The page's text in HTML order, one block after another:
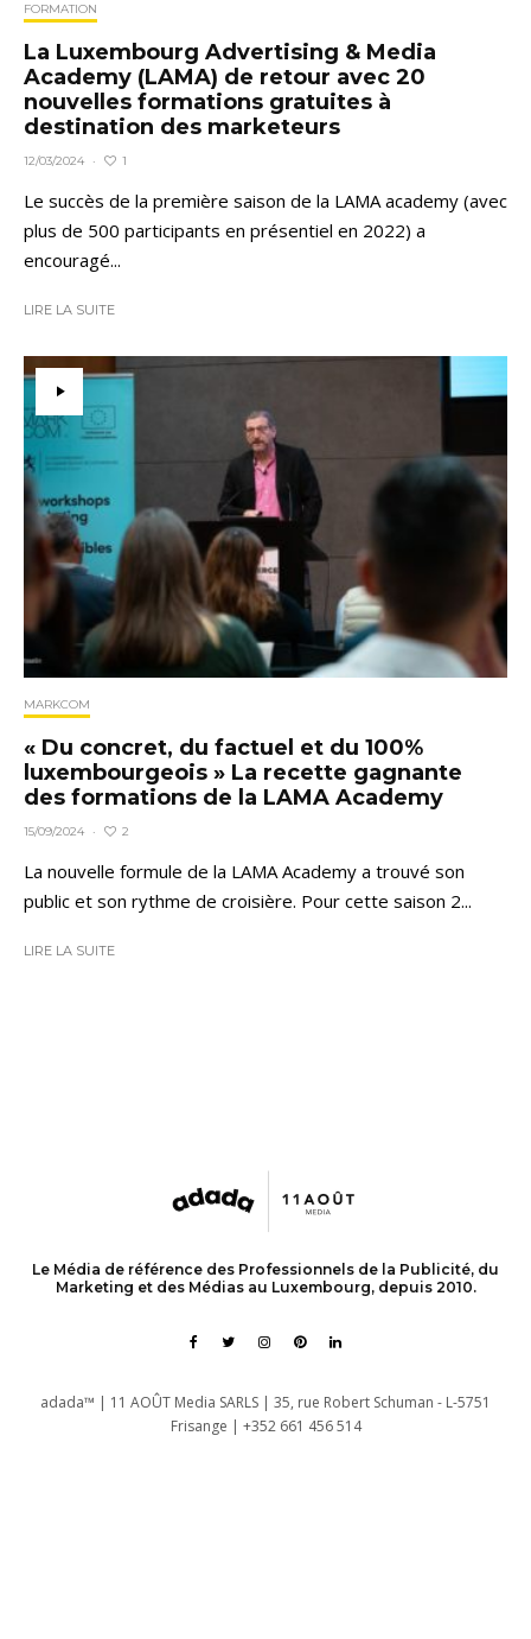
FORMATION
La Luxembourg Advertising & Media
Academy (LAMA) de retour avec 20
nouvelles formations gratuites à
destination des marketeurs
12/03/2024 · 1
Le succès de la première saison de la LAMA academy (avec
plus de 500 participants en présentiel en 2022) a
encouragé...
LIRE LA SUITE
MARKCOM
« Du concret, du factuel et du 100%
luxembourgeois » La recette gagnante
des formations de la LAMA Academy
15/09/2024 · 2
La nouvelle formule de la LAMA Academy a trouvé son
public et son rythme de croisière. Pour cette saison 2...
LIRE LA SUITE
Le Média de référence des Professionnels de la Publicité, du
Marketing et des Médias au Luxembourg, depuis 2010.
adada™ | 11 AOÛT Media SARLS | 35, rue Robert Schuman - L-5751
Frisange | +352 661 456 514